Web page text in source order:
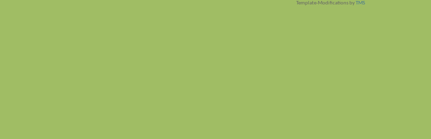
Template-Modifications byTMS